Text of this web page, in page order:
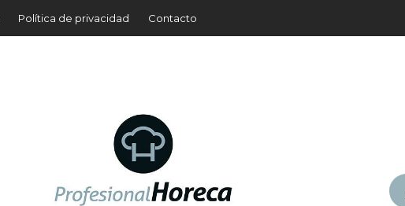
Política de privacidad Contacto